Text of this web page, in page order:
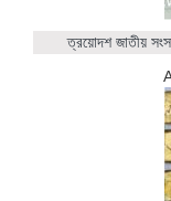
ত্রয়োদশ জাতীয়